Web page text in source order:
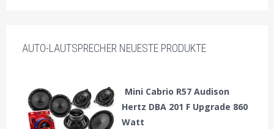
AUTO-LAUTSPRECHER NEUESTE PRODUKTE
Mini Cabrio R57 Audison
Hertz DBA 201 F Upgrade 860
Watt